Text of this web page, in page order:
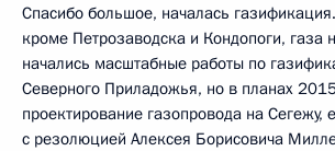
Спасибо большое, началась
кроме Петрозаводска и Кондопоги, газа
начались масштабные работы по
Северного Приладожья, но в планах
проектирование газопровода на Сегежу,
с резолюцией Алексея Борисовича